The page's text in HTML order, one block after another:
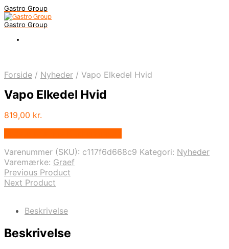
Gastro Group
Gastro Group
Forside / Nyheder / Vapo Elkedel Hvid
Vapo Elkedel Hvid
819,00 kr.
Varenummer (SKU): c117f6d668c9 Kategori: Nyheder
Varemærke: Graef
Previous Product
Next Product
Beskrivelse
Beskrivelse